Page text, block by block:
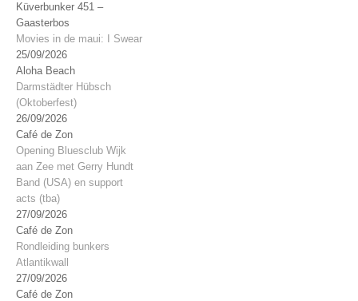
Küverbunker 451 –
Gaasterbos
Movies in de maui: I Swear
25/09/2026
Aloha Beach
Darmstädter Hübsch
(Oktoberfest)
26/09/2026
Café de Zon
Opening Bluesclub Wijk
aan Zee met Gerry Hundt
Band (USA) en support
acts (tba)
27/09/2026
Café de Zon
Rondleiding bunkers
Atlantikwall
27/09/2026
Café de Zon